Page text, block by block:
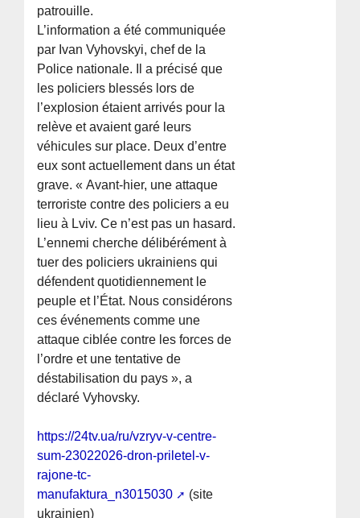
patrouille.
L’information a été communiquée
par Ivan Vyhovskyi, chef de la
Police nationale. Il a précisé que
les policiers blessés lors de
l’explosion étaient arrivés pour la
relève et avaient garé leurs
véhicules sur place. Deux d’entre
eux sont actuellement dans un état
grave. « Avant-hier, une attaque
terroriste contre des policiers a eu
lieu à Lviv. Ce n’est pas un hasard.
L’ennemi cherche délibérément à
tuer des policiers ukrainiens qui
défendent quotidiennement le
peuple et l’État. Nous considérons
ces événements comme une
attaque ciblée contre les forces de
l’ordre et une tentative de
déstabilisation du pays », a
déclaré Vyhovsky.
https://24tv.ua/ru/vzryv-v-centre-
sum-23022026-dron-priletel-v-
rajone-tc-
manufaktura_n3015030
(site
ukrainien)